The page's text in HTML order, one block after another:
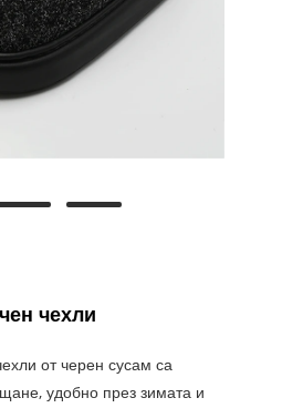
чехли
от черен сусам са
удобно през зимата и